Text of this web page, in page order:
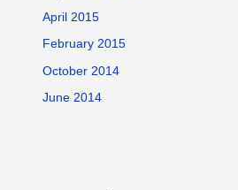
April 2015
February 2015
October 2014
June 2014